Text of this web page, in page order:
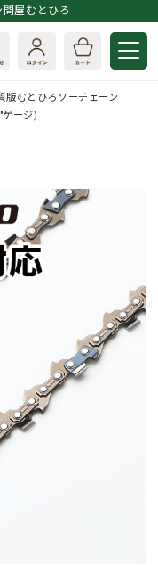
屋むとひろ
版むとひろソーチェーン
ージ)